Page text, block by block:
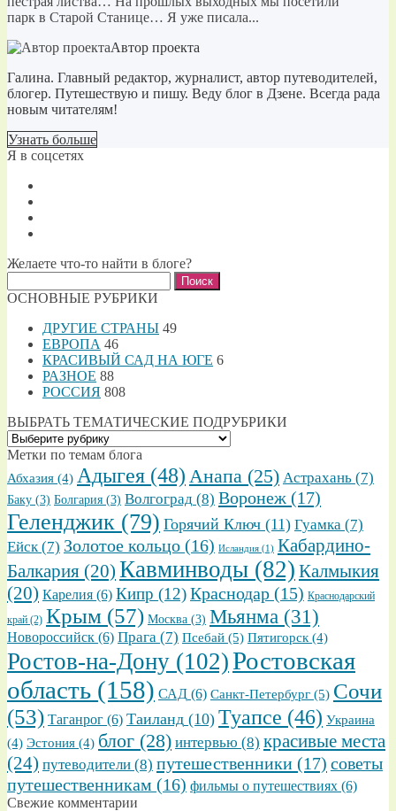
парк в Старой Станице… Я уже писала...
Автор проекта
Галина. Главный редактор, журналист, автор путеводителей,
блогер. Путешествую и пишу. Веду блог в Дзене. Всегда рада
новым читателям!
Узнать больше
Я в соцсетях
Желаете что-то найти в блоге?
ОСНОВНЫЕ РУБРИКИ
ДРУГИЕ СТРАНЫ 49
ЕВРОПА 46
КРАСИВЫЙ САД НА ЮГЕ 6
РАЗНОЕ 88
РОССИЯ 808
ВЫБРАТЬ ТЕМАТИЧЕСКИЕ ПОДРУБРИКИ
ВЫБРАТЬ
ТЕМАТИЧЕСКИЕ
ПОДРУБРИКИ
Метки по темам блога
Абхазия (4) Адыгея (48) Анапа (25) Астрахань (7)
Баку (3) Болгария (3) Волгоград (8) Воронеж (17)
Геленджик (79) Горячий Ключ (11) Гуамка (7)
Ейск (7) Золотое кольцо (16) Исландия (1) Кабардино-
Балкария (20) Кавминводы (82) Калмыкия
(20) Карелия (6) Кипр (12)Краснодар (15) Краснодарский
край (2) Крым (57) Москва (3) Мьянма (31)
Новороссийск (6) Прага (7) Псебай (5) Пятигорск (4)
Ростов-на-Дону (102)Ростовская
область (158) САД (6) Санкт-Петербург (5) Сочи
(53) Таганрог (6) Таиланд (10) Туапсе (46) Украина
(4) Эстония (4) блог (28) интервью (8) красивые места
(24) путеводители (8) путешественники (17) советы
путешественникам (16) фильмы о путешествиях (6)
Свежие комментарии